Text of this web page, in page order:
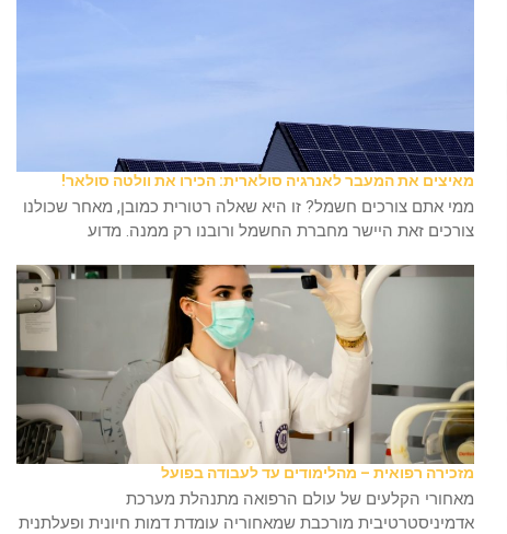
מאיצים את המעבר לאנרגיה סולארית: הכירו את וולטה סולאר!
ממי אתם צורכים חשמל? זו היא שאלה רטורית כמובן, מאחר שכולנו
צורכים זאת היישר מחברת החשמל ורובנו רק ממנה. מדוע
מזכירה רפואית – מהלימודים עד לעבודה בפועל
מאחורי הקלעים של עולם הרפואה מתנהלת מערכת
אדמיניסטרטיבית מורכבת שמאחוריה עומדת דמות חיונית ופעלתנית